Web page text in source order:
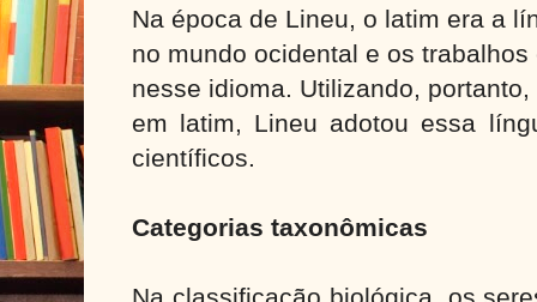
Na época de Lineu, o latim era a
no mundo ocidental e os
nesse idioma. Utilizando,
em latim, Lineu adotou essa
científicos.
Categorias taxonômicas